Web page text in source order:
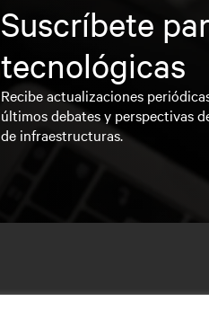
Suscríbete
tecnológicas
Recibe actualizaciones
últimos debates y perspectivas
de infraestructuras.